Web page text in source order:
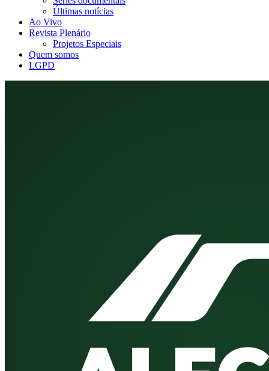
Últimas notícias
Ao Vivo
Revista Plenário
Projetos Especiais
Quem somos
LGPD